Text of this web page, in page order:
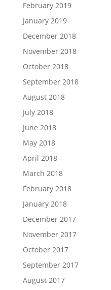
February 2019
January 2019
December 2018
November 2018
October 2018
September 2018
August 2018
July 2018
June 2018
May 2018
April 2018
March 2018
February 2018
January 2018
December 2017
November 2017
October 2017
September 2017
August 2017